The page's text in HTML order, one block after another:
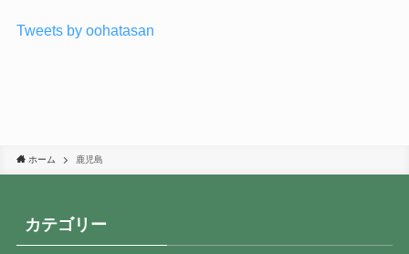
Tweets by oohatasan
ホーム 鹿児島
カテゴリー